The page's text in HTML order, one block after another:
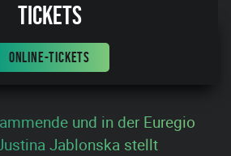
Tickets
ONLINE-TICKETS
und in der Euregio
Jablonska stellt